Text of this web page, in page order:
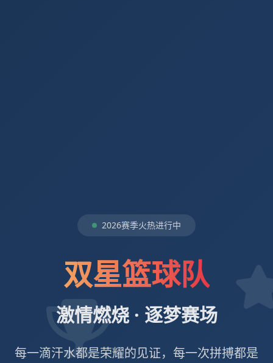
2026赛季火热进行中
双星篮球队
激情燃烧 · 逐梦赛场
每一滴汗水都是荣耀的见证，每一次拼搏都是